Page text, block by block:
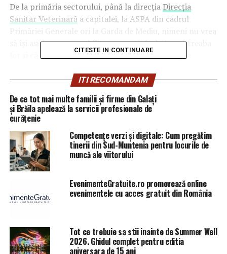
De la primăria sectorului, până la direcţia Direcţia
Sanitar Veterinară a capitalei, la ASPA din cadrul
Primăriei Generale ori la Garda de Mediu, nimeni nu vrea
să își asume responsabilitatea, motivând că nu e treaba
lor şi că oricum nu au primit nicio sesizare despre
transmitePRO TV.
Captură foto Pro TV
A început deratizarea în Capitală
Primarul general al Capitalei a transmis, în această
CITESTE IN CONTINUARE
ITI RECOMANDAM
De ce tot mai multe familii și firme din Galați
și Brăila apelează la servicii profesionale de
curățenie
Competențe verzi și digitale: Cum pregătim
tinerii din Sud-Muntenia pentru locurile de
muncă ale viitorului
EvenimenteGratuite.ro promovează online
evenimentele cu acces gratuit din România
Tot ce trebuie sa stii inainte de Summer Well
2026. Ghidul complet pentru editia
aniversara de 15 ani